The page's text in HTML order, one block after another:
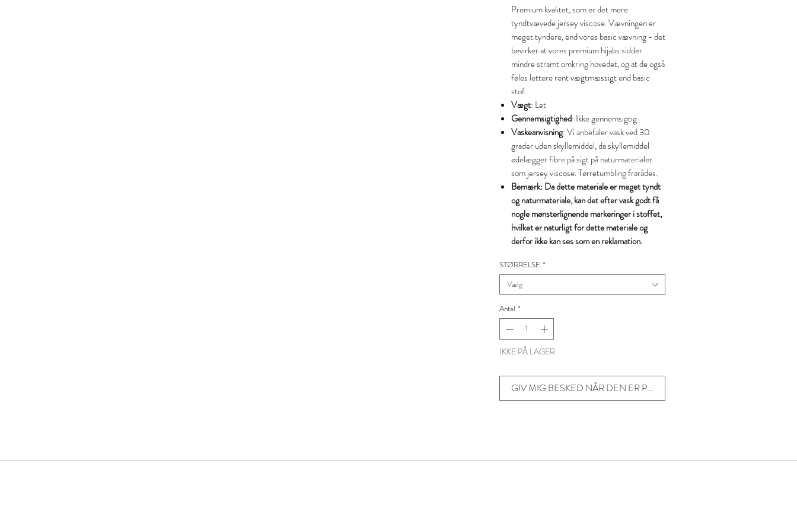
Premium kvalitet, som er det mere
tyndtvævede jersey viscose. Vævningen er
meget tyndere, end vores basic vævning - det
bevirker at vores premium hijabs sidder
mindre stramt omkring hovedet, og at de også
føles lettere rent vægtmæssigt end basic
stof.
Vægt: Let
Gennemsigtighed: Ikke gennemsigtig.
Vaskeanvisning: Vi anbefaler vask ved 30
grader uden skyllemiddel, da skyllemiddel
ødelægger fibre på sigt på naturmaterialer
som jersey viscose. Tørretumbling frarådes.
Bemærk: Da dette materiale er meget tyndt
og naturmateriale, kan det efter vask godt få
nogle mønsterlignende markeringer i stoffet,
hvilket er naturligt for dette materiale og
derfor ikke kan ses som en reklamation.
STØRRELSE *
Vælg
Antal *
IKKE PÅ LAGER
GIV MIG BESKED NÅR DEN ER PÅ LAGER